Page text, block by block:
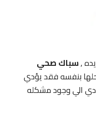
,سباك صحي
بنفسه فقد يؤدي
الي وجود مشكله